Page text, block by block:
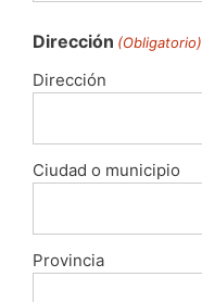
Dirección (Obligatorio)
Dirección
Ciudad o municipio
Provincia